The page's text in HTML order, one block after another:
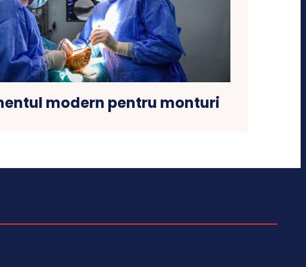
modern pentru monturi